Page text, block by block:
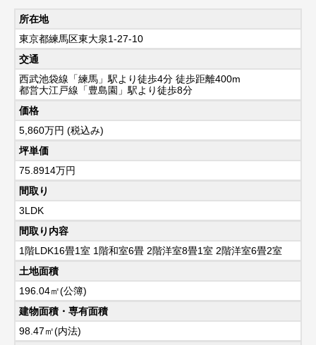
所在地
東京都練馬区東大泉1-27-10
交通
西武池袋線「練馬」駅より徒歩4分 徒歩距離400m
都営大江戸線「豊島園」駅より徒歩8分
価格
5,860万円 (税込み)
坪単価
75.8914万円
間取り
3LDK
間取り内容
1階LDK16畳1室 1階和室6畳 2階洋室8畳1室 2階洋室6畳2室
土地面積
196.04㎡(公簿)
建物面積・専有面積
98.47㎡(内法)